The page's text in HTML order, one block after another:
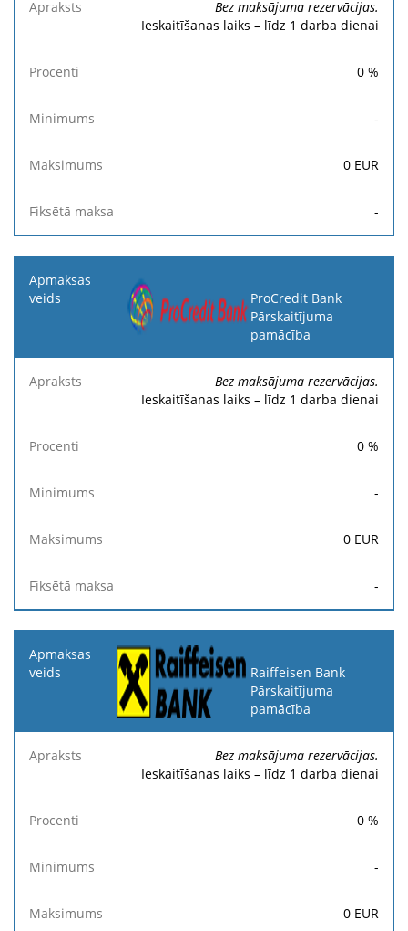
Bez maksājuma rezervācijas.
Ieskaitīšanas laiks – līdz 1 darba dienai
0 %
-
0 EUR
-
ProCredit Bank
Pārskaitījuma
pamācība
Bez maksājuma rezervācijas.
Ieskaitīšanas laiks – līdz 1 darba dienai
0 %
-
0 EUR
-
Raiffeisen Bank
Pārskaitījuma
pamācība
Bez maksājuma rezervācijas.
Ieskaitīšanas laiks – līdz 1 darba dienai
0 %
-
0 EUR